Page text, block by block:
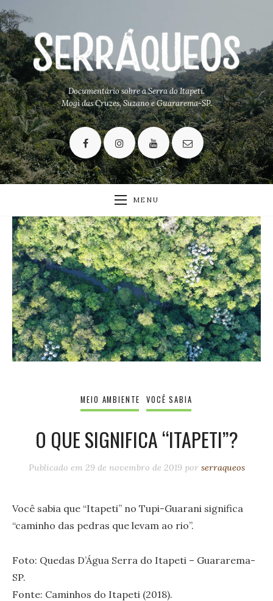
Documentário sobre a Serra do Itapeti.
Mogi das Cruzes, Suzano e Guararema-SP.
MENU
MEIO AMBIENTE VOCÊ SABIA
O QUE SIGNIFICA “ITAPETI”?
Publicado em 29 de novembro de 2019 por serraqueos
Você sabia que “Itapeti” no Tupi-Guarani significa
“caminho das pedras que levam ao rio”.
Foto: Quedas D’Água Serra do Itapeti – Guararema-
SP.
Fonte: Caminhos do Itapeti (2018).